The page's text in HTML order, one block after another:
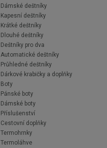
Dámské deštníky
Kapesní deštníky
Krátké deštníky
Dlouhé deštníky
Deštníky pro dva
Automatické deštníky
Průhledné deštníky
Dárkové krabičky a doplňky
Boty
Pánské boty
Dámské boty
Příslušenství
Cestovní doplňky
Termohrnky
Termoláhve